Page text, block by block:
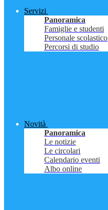
Servizi
Panoramica
Famiglie e studenti
Personale scolastico
Percorsi di studio
Novità
Panoramica
Le notizie
Le circolari
Calendario eventi
Albo online